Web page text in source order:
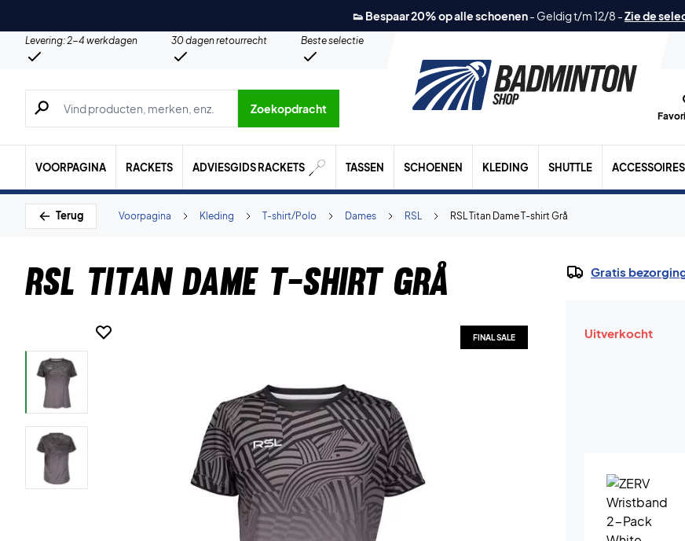
👟 Bespaar 20% op alle schoenen- Geldig t/m 12/8 -Zie de
Levering: 2-4 werkdagen 30 dagen retourrecht
Beste selectie
Zoeken naar producten, merken etc.
Zoekopdracht
VOORPAGINA RACKETS ADVIESGIDS RACKETS TASSEN SCHOENEN KLEDING SHUTTLE ACCESSOIRES
Terug RSL Titan Dame T-shirt Grå
RSL
Dames
T-shirt/Polo
Kleding
Voorpagina
RSL Titan Dame T-shirt Grå
FINAL SALE
Gratis
Uitverkocht